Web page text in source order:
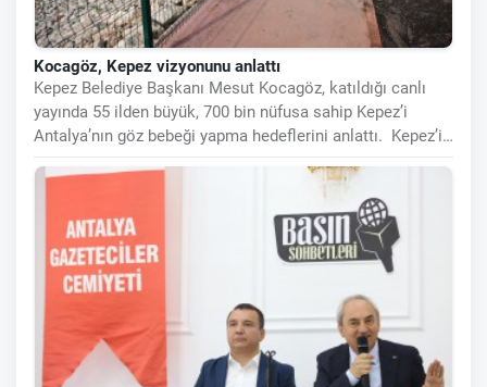
Kocagöz, Kepez vizyonunu anlattı
Kepez Belediye Başkanı Mesut Kocagöz, katıldığı canlı
yayında 55 ilden büyük, 700 bin nüfusa sahip Kepez’i
Antalya’nın göz bebeği yapma hedeflerini anlattı. Kepez’i
UNESCO